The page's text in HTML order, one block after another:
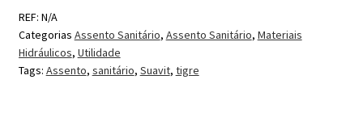
REF: N/A
Categorias Assento Sanitário, Assento Sanitário, Materiais
Hidráulicos, Utilidade
Tags: Assento, sanitário, Suavit, tigre